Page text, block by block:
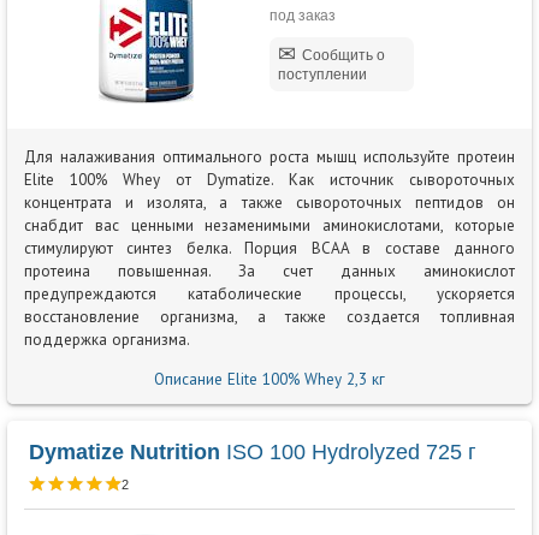
под заказ
Сообщить о
поступлении
Для налаживания оптимального роста мышц используйте протеин
Elite 100% Whey от Dymatize. Как источник сывороточных
концентрата и изолята, а также сывороточных пептидов он
снабдит вас ценными незаменимыми аминокислотами, которые
стимулируют синтез белка. Порция BCAA в составе данного
протеина повышенная. За счет данных аминокислот
предупреждаются катаболические процессы, ускоряется
восстановление организма, а также создается топливная
поддержка организма.
Описание Elite 100% Whey 2,3 кг
Dymatize Nutrition ISO 100 Hydrolyzed 725 г
2